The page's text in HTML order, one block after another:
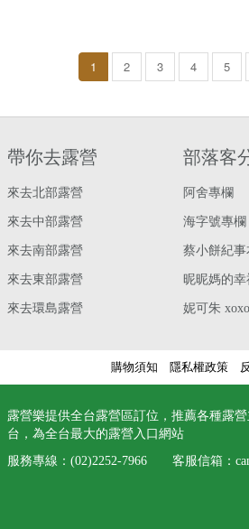
1 2 3 4 5
帶你去露營
來去北部露營
來去中部露營
來去南部露營
來去東部露營
來去環島露營
部落客
阿舍專欄
海字號專欄
蔡小餅紀事
昵昵媽的
妮可朱 xoxo
購物須知 隱私權政策
露營樂提供全台露營區訂位，推薦各種露
台，為全台最大的露營入口網站
服務專線： (02)2252-7966 客服信箱：